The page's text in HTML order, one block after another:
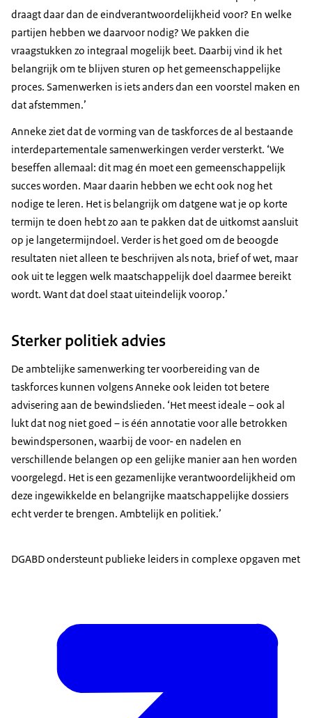
draagt daar dan de eindverantwoordelijkheid voor? En welke
partijen hebben we daarvoor nodig? We pakken die
vraagstukken zo integraal mogelijk beet. Daarbij vind ik het
belangrijk om te blijven sturen op het gemeenschappelijke
proces. Samenwerken is iets anders dan een voorstel maken en
dat afstemmen.’
Anneke ziet dat de vorming van de taskforces de al bestaande
interdepartementale samenwerkingen verder versterkt. ‘We
beseffen allemaal: dit mag én moet een gemeenschappelijk
succes worden. Maar daarin hebben we echt ook nog het
nodige te leren. Het is belangrijk om datgene wat je op korte
termijn te doen hebt zo aan te pakken dat de uitkomst aansluit
op je langetermijndoel. Verder is het goed om de beoogde
resultaten niet alleen te beschrijven als nota, brief of wet, maar
ook uit te leggen welk maatschappelijk doel daarmee bereikt
wordt. Want dat doel staat uiteindelijk voorop.’
Sterker politiek advies
De ambtelijke samenwerking ter voorbereiding van de
taskforces kunnen volgens Anneke ook leiden tot betere
advisering aan de bewindslieden. ‘Het meest ideale – ook al
lukt dat nog niet goed – is één annotatie voor alle betrokken
bewindspersonen, waarbij de voor- en nadelen en
verschillende belangen op een gelijke manier aan hen worden
voorgelegd. Het is een gezamenlijke verantwoordelijkheid om
deze ingewikkelde en belangrijke maatschappelijke dossiers
echt verder te brengen. Ambtelijk en politiek.’
DGABD ondersteunt publieke leiders in complexe opgaven met